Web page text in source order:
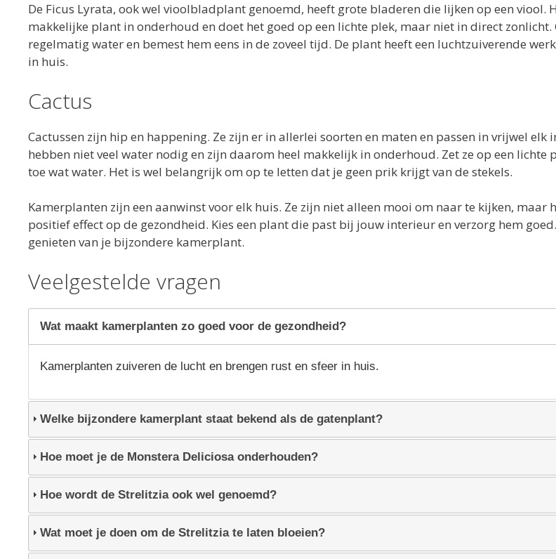
De Ficus Lyrata, ook wel vioolbladplant genoemd, heeft grote bladeren die lijken op een viool.
makkelijke plant in onderhoud en doet het goed op een lichte plek, maar niet in direct zonlicht.
regelmatig water en bemest hem eens in de zoveel tijd. De plant heeft een luchtzuiverende
in huis.
Cactus
Cactussen zijn hip en happening. Ze zijn er in allerlei soorten en maten en passen in vrijwel elk
hebben niet veel water nodig en zijn daarom heel makkelijk in onderhoud. Zet ze op een lichte
toe wat water. Het is wel belangrijk om op te letten dat je geen prik krijgt van de stekels.
Kamerplanten zijn een aanwinst voor elk huis. Ze zijn niet alleen mooi om naar te kijken, maar
positief effect op de gezondheid. Kies een plant die past bij jouw interieur en verzorg hem
genieten van je bijzondere kamerplant.
Veelgestelde vragen
Wat maakt kamerplanten zo goed voor de gezondheid?
Kamerplanten zuiveren de lucht en brengen rust en sfeer in huis.
Welke bijzondere kamerplant staat bekend als de gatenplant?
Hoe moet je de Monstera Deliciosa onderhouden?
Hoe wordt de Strelitzia ook wel genoemd?
Wat moet je doen om de Strelitzia te laten bloeien?